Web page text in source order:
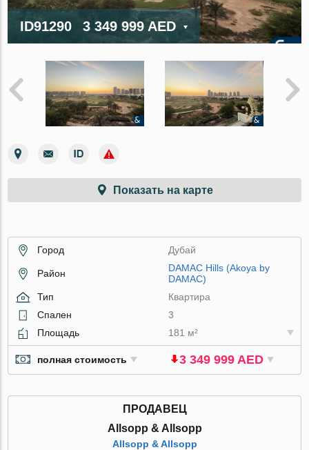
ID91290 3 349 999 AED
Показать на карте
Город Дубай
Район
DAMAC Hills (Akoya by
DAMAC)
Тип
Квартира
Спален
3
Площадь
181 м²
полная стоимость 3 349 999 AED
ПРОДАВЕЦ
Allsopp & Allsopp
Allsopp & Allsopp